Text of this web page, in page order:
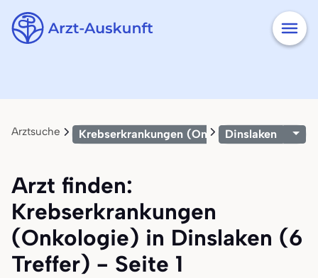
Arztsuche Krebserkrankungen (Onkologie)Dinslaken
Arzt finden:
Krebserkrankungen
(Onkologie) in Dinslaken (6
Treffer) - Seite 1